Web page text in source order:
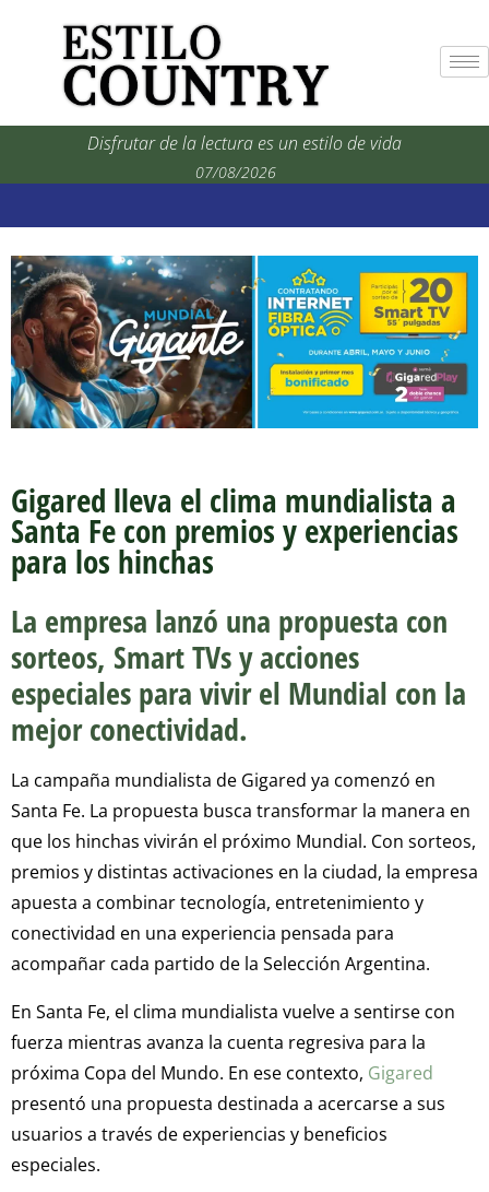
Disfrutar de la lectura es un estilo de vida
07/08/2026
Gigared lleva el clima mundialista a
Santa Fe con premios y experiencias
para los hinchas
La empresa lanzó una propuesta con
sorteos, Smart TVs y acciones
especiales para vivir el Mundial con la
mejor conectividad.
La campaña mundialista de Gigared ya comenzó en
Santa Fe. La propuesta busca transformar la manera en
que los hinchas vivirán el próximo Mundial. Con sorteos,
premios y distintas activaciones en la ciudad, la empresa
apuesta a combinar tecnología, entretenimiento y
conectividad en una experiencia pensada para
acompañar cada partido de la Selección Argentina.
En Santa Fe, el clima mundialista vuelve a sentirse con
fuerza mientras avanza la cuenta regresiva para la
próxima Copa del Mundo. En ese contexto, Gigared
presentó una propuesta destinada a acercarse a sus
usuarios a través de experiencias y beneficios
especiales.